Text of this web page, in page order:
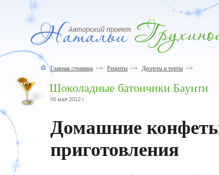
Главная страница Рецепты Десерты и торты
Шоколадные батончики Баунти
05 мая 2012 г.
Домашние
приготовления